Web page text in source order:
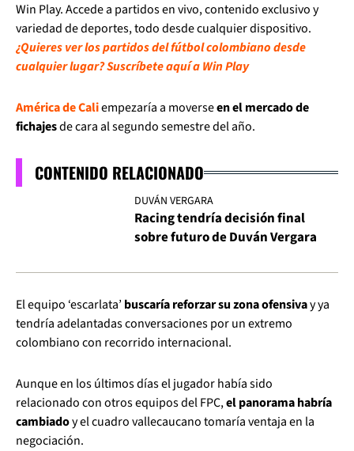
Win Play. Accede a partidos en vivo, contenido exclusivo y
variedad de deportes, todo desde cualquier dispositivo.
¿Quieres ver los partidos del fútbol colombiano desde
cualquier lugar? Suscríbete aquí a Win Play
América de Caliempezaría a moverseen el mercado de
fichajesde cara al segundo semestre del año.
CONTENIDO RELACIONADO
DUVÁN VERGARA
Racing tendría decisión final
sobre futuro de Duván Vergara
El equipo ‘escarlata’ buscaría reforzar su zona ofensivay ya
tendría adelantadas conversaciones por un extremo
colombiano con recorrido internacional.
Aunque en los últimos días el jugador había sido
relacionado con otros equipos del FPC,el panorama habría
cambiadoy el cuadro vallecaucano tomaría ventaja en la
negociación.